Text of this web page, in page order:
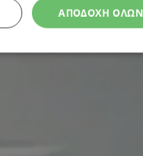
ΑΠΟΔΟΧΗ ΟΛΩΝ